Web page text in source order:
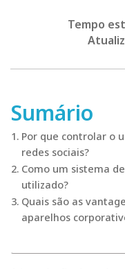
Tempo
Sumário
Por que controlar o
redes sociais?
Como um sistema
utilizado?
Quais são as
aparelhos